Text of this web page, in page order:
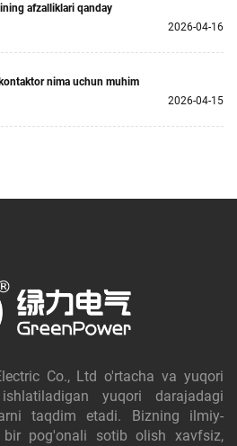
afzalliklari qanday
2026-04-16
nima uchun muhim
2026-04-15
Co., Ltd o'rtacha va yuqori
yuqori darajadagi
taqdim etadi. Bizning ilmiy-
pog'onali sotib olish xavfsiz,